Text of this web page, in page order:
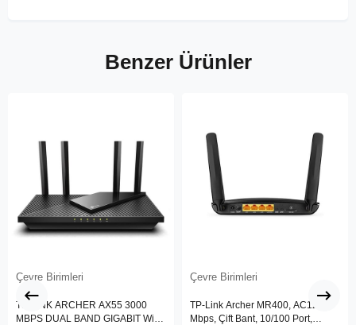
Benzer Ürünler
Çevre Birimleri
TP-LINK ARCHER AX55 3000
MBPS DUAL BAND GIGABIT Wi-Fi
Çevre Birimleri
TP-Link Archer MR400, AC1200
Mbps, Çift Bant, 10/100 Port,